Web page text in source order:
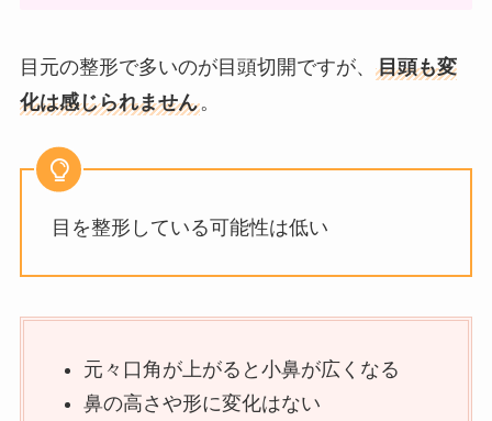
目元の整形で多いのが目頭切開ですが、 目頭も変
化は感じられません。
目を整形している可能性は低い
元々口角が上がると小鼻が広くなる
鼻の高さや形に変化はない